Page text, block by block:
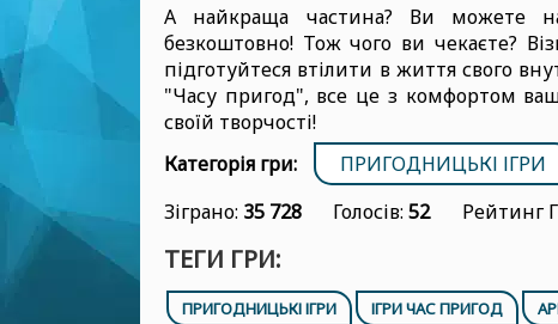
А найкраща частина? Ви можете
безкоштовно! Тож чого ви чекаєте?
підготуйтеся втілити в життя свого
"Часу пригод", все це з комфортом
своїй творчості!
Категорія гри:
ПРИГОДНИЦЬКІ ІГРИ
Зіграно: 35 728 Голосів:52 Рейтинг
ТЕГИ ГРИ:
ПРИГОДНИЦЬКІ ІГРИ ІГРИ ЧАС ПРИГОД